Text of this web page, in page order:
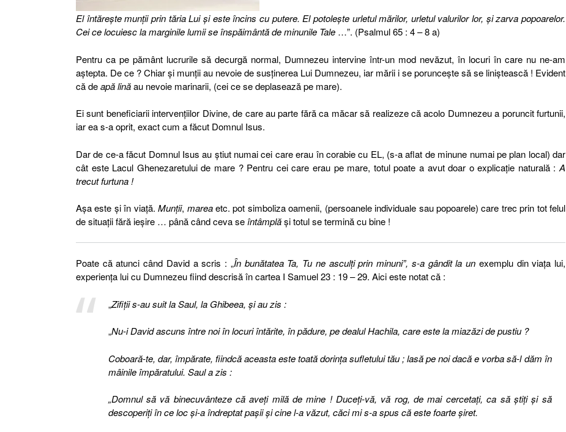
El întăreşte munţii prin tăria Lui şi este încins cu putere. El potoleşte urletul mărilor, urletul valurilor lor, şi zarva popoarelor.
Cei ce locuiesc la marginile lumii se înspăimântă de minunile Tale …”. (Psalmul 65 : 4 – 8 a)
Pentru ca pe pământ lucrurile să decurgă normal, Dumnezeu intervine într-un mod nevăzut, în locuri în care nu ne-am
aştepta. De ce ? Chiar şi munţii au nevoie de susţinerea Lui Dumnezeu, iar mării i se porunceşte să se liniştească ! Evident
că deapă linăau nevoie marinarii, (cei ce se deplasează pe mare).
Ei sunt beneficiarii intervenţiilor Divine, de care au parte fără ca măcar să realizeze că acolo Dumnezeu a poruncit furtunii,
iar ea s-a oprit, exact cum a făcut Domnul Isus.
Dar de ce-a făcut Domnul Isus au ştiut numai cei care erau în corabie cu EL, (s-a aflat de minune numai pe plan local) dar
cât este Lacul Ghenezaretului de mare ? Pentru cei care erau pe mare, totul poate a avut doar o explicaţie naturală : A
trecut furtuna !
Aşa este şi în viaţă.Munţii, mareaetc. pot simboliza oamenii, (persoanele individuale sau popoarele) care trec prin tot felul
de situaţii fără ieşire … până când ceva se întâmplăşi totul se termină cu bine !
Poate că atunci când David a scris : „În bunătatea Ta, Tu ne asculţi prin minuni”, s-a gândit la un exemplu din viaţa lui,
experienţa lui cu Dumnezeu fiind descrisă în cartea I Samuel 23 : 19 – 29. Aici este notat că :
„Zifiţii s-au suit la Saul, la Ghibeea, şi au zis :
„Nu-i David ascuns între noi în locuri întărite, în pădure, pe dealul Hachila, care este la miazăzi de pustiu ?
Coboară-te, dar, împărate, fiindcă aceasta este toată dorinţa sufletului tău ; lasă pe noi dacă e vorba să-l dăm în
mâinile împăratului. Saul a zis :
„Domnul să vă binecuvânteze că aveţi milă de mine ! Duceţi-vă, vă rog, de mai cercetaţi, ca să ştiţi şi să
descoperiţi în ce loc şi-a îndreptat paşii şi cine l-a văzut, căci mi s-a spus că este foarte şiret.